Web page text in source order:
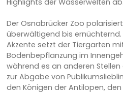
Der Osnabrücker Zoo
überwältigend bis
Akzente setzt der Tiergarten
Bodenbepflanzung im
während es an anderen
zur Abgabe von
den Königen der Antilopen,